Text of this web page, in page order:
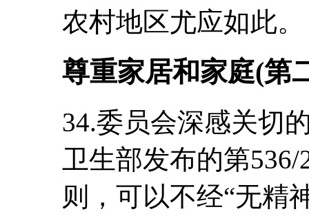
农村地区尤应如此。
尊重家居和家庭(第
34.委员会深感关切
卫生部发布的第
则，可以不经“无精